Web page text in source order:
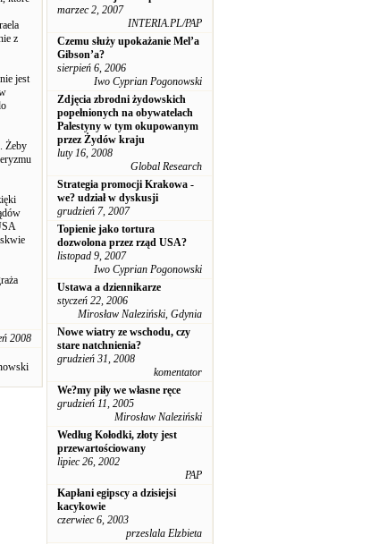
z
jest
Żeby
2008
marzec 2, 2007
INTERIA.PL/PAP
Czemu służy upokażanie Mel’a
Gibson’a?
sierpień 6, 2006
Iwo Cyprian Pogonowski
Zdjęcia zbrodni żydowskich
popełnionych na obywatelach
Palestyny w tym okupowanym
przez Żydów kraju
luty 16, 2008
Global Research
Strategia promocji Krakowa -
we? udział w dyskusji
grudzień 7, 2007
Topienie jako tortura
dozwolona przez rząd USA?
listopad 9, 2007
Iwo Cyprian Pogonowski
Ustawa a dziennikarze
styczeń 22, 2006
Mirosław Naleziński, Gdynia
Nowe wiatry ze wschodu, czy
stare natchnienia?
grudzień 31, 2008
komentator
We?my piły we własne ręce
grudzień 11, 2005
Mirosław Naleziński
Według Kołodki, złoty jest
przewartościowany
lipiec 26, 2002
PAP
Kapłani egipscy a dzisiejsi
kacykowie
czerwiec 6, 2003
przeslala Elzbieta